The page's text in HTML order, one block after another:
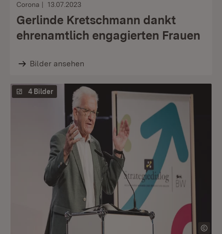
Corona 13.07.2023
Gerlinde Kretschmann dankt
ehrenamtlich engagierten Frauen
Bilder ansehen
4 Bilder